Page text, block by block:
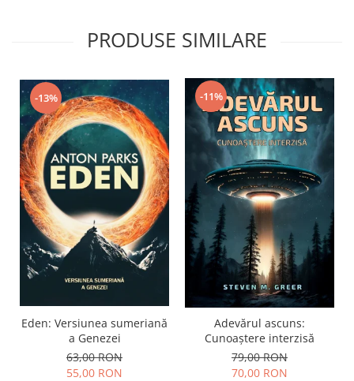
PRODUSE SIMILARE
-13%
Eden: Versiunea sumeriană
a Genezei
63,00 RON
55,00 RON
-11%
Adevărul ascuns:
Cunoaștere interzisă
79,00 RON
70,00 RON